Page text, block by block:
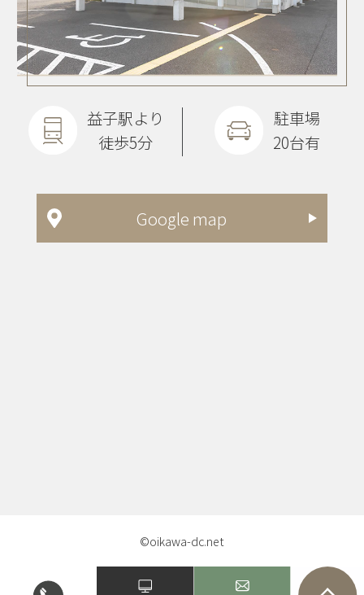
Google map
益子駅より
徒歩5分
駐車場
20台有
©oikawa-dc.net